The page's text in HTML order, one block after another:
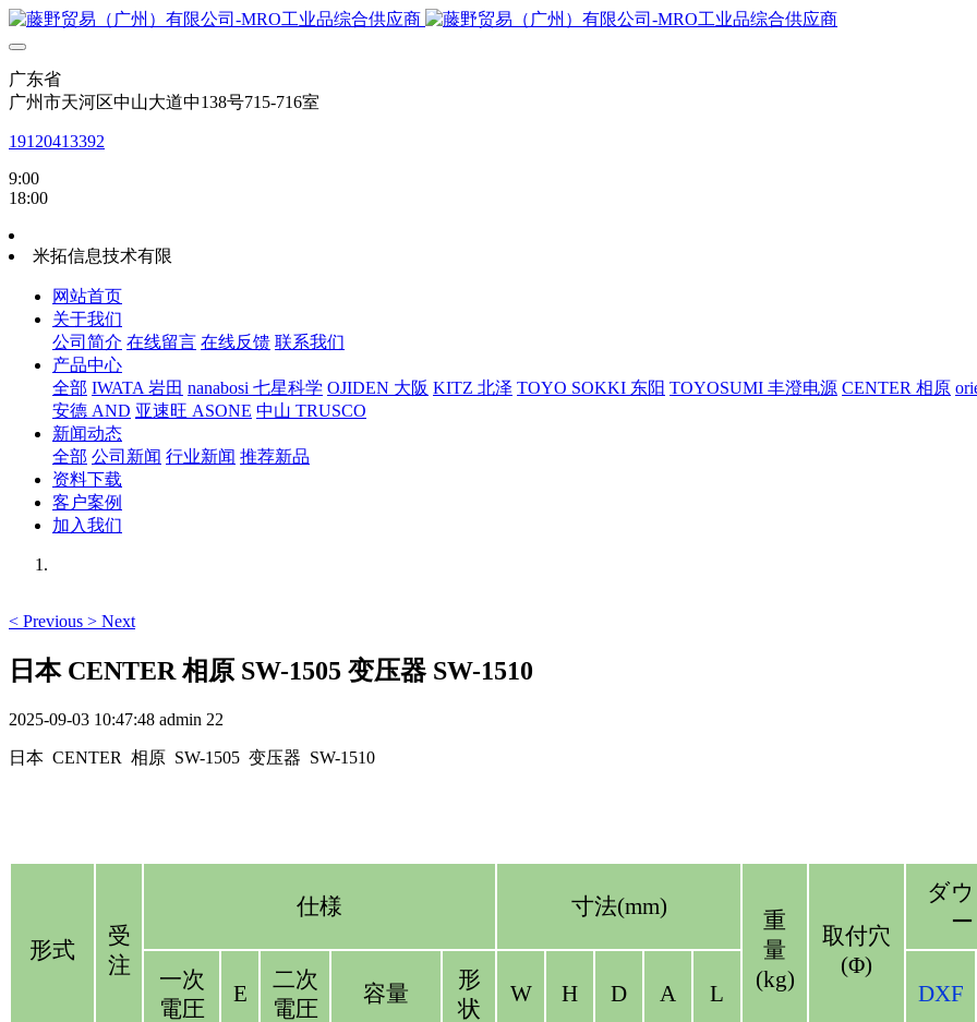
广东省
广州市天河区中山大道中138号715-716室
19120413392
9:00
18:00
米拓信息技术有限
网站首页
关于我们
公司简介 在线留言 在线反馈 联系我们
产品中心
全部 IWATA 岩田 nanabosi 七星科学 OJIDEN 大阪 KITZ 北泽 TOYO SOKKI 东阳 TOYOSUMI 丰澄电源 CENTER 相原
安德 AND 亚速旺 ASONE 中山 TRUSCO
新闻动态
全部 公司新闻 行业新闻 推荐新品
资料下载
客户案例
加入我们
< Previous > Next
日本 CENTER 相原 SW-1505 变压器 SW-1510
2025-09-03 10:47:48 admin 22
日本 CENTER 相原 SW-1505 变压器 SW-1510
形式
受
注
仕様 寸法(mm)
重
量
(kg)
取付穴
(Φ)
ダ
一次
電圧
E
二次
電圧
容量
形
状
W H D A L DXF